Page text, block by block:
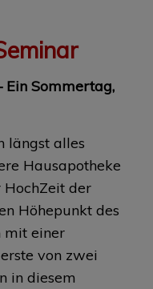
Ein Sommertag,
längst alles
Hausapotheke
HochZeit der
Höhepunkt des
mit einer
von zwei
in diesem